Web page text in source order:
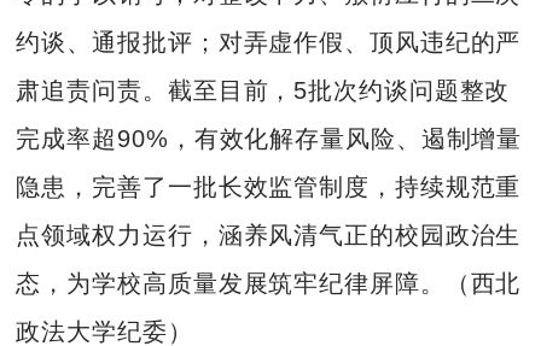
约谈、通报批评；对弄虚作假、顶风违纪的严
肃追责问责。截至目前，5批次约谈问题整改
完成率超90%，有效化解存量风险、遏制增量
隐患，完善了一批长效监管制度，持续规范重
点领域权力运行，涵养风清气正的校园政治生
态，为学校高质量发展筑牢纪律屏障。（西北
政法大学纪委）